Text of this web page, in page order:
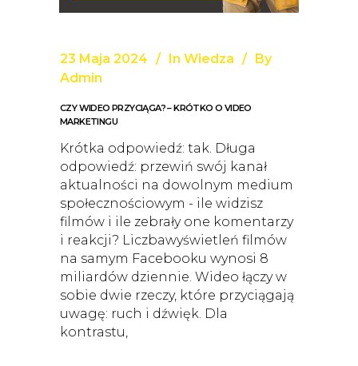
23 Maja 2024 In Wiedza
By
Admin
CZY WIDEO PRZYCIĄGA? – KRÓTKO O VIDEO
MARKETINGU
Krótka odpowiedź: tak. Długa
odpowiedź: przewiń swój kanał
aktualności na dowolnym medium
społecznościowym - ile widzisz
filmów i ile zebrały one komentarzy
i reakcji? Liczbawyświetleń filmów
na samym Facebooku wynosi 8
miliardów dziennie. Wideo łączy w
sobie dwie rzeczy, które przyciągają
uwagę: ruch i dźwięk. Dla
kontrastu,